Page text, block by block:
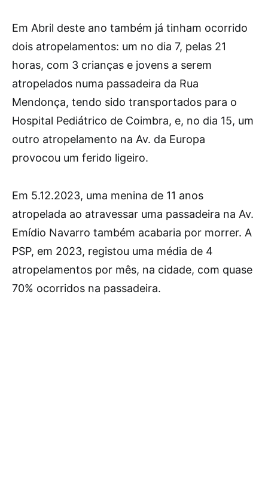
Em Abril deste ano também já tinham ocorrido
dois atropelamentos: um no dia 7, pelas 21
horas, com 3 crianças e jovens a serem
atropelados numa passadeira da Rua
Mendonça, tendo sido transportados para o
Hospital Pediátrico de Coimbra, e, no dia 15, um
outro atropelamento na Av. da Europa
provocou um ferido ligeiro.
Em 5.12.2023, uma menina de 11 anos
atropelada ao atravessar uma passadeira na Av.
Emídio Navarro também acabaria por morrer. A
PSP, em 2023, registou uma média de 4
atropelamentos por mês, na cidade, com quase
70% ocorridos na passadeira.